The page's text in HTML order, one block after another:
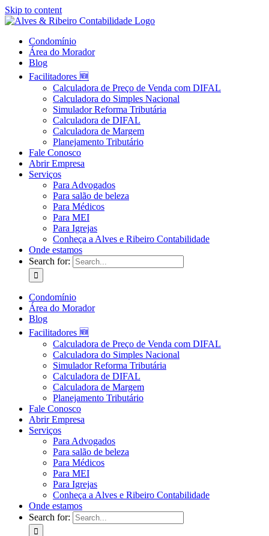
Skip to content
Condomínio
Área do Morador
Blog
Facilitadores 🆕
Calculadora de Preço de Venda com DIFAL
Calculadora do Simples Nacional
Simulador Reforma Tributária
Calculadora de DIFAL
Calculadora de Margem
Planejamento Tributário
Fale Conosco
Abrir Empresa
Serviços
Para Advogados
Para salão de beleza
Para Médicos
Para MEI
Para Igrejas
Conheça a Alves e Ribeiro Contabilidade
Onde estamos
Search for:
Condomínio
Área do Morador
Blog
Facilitadores 🆕
Calculadora de Preço de Venda com DIFAL
Calculadora do Simples Nacional
Simulador Reforma Tributária
Calculadora de DIFAL
Calculadora de Margem
Planejamento Tributário
Fale Conosco
Abrir Empresa
Serviços
Para Advogados
Para salão de beleza
Para Médicos
Para MEI
Para Igrejas
Conheça a Alves e Ribeiro Contabilidade
Onde estamos
Search for: